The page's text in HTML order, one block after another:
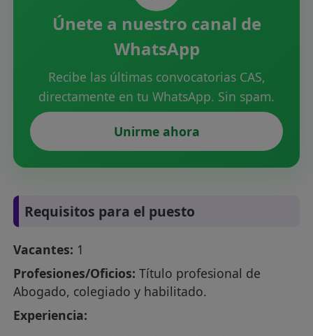
Únete a nuestro canal de
WhatsApp
Recibe las últimas convocatorias CAS,
directamente en tu WhatsApp. Sin spam.
Unirme ahora
Requisitos para el puesto
Vacantes: 1
Profesiones/Oficios: Título profesional de
Abogado, colegiado y habilitado.
Experiencia: